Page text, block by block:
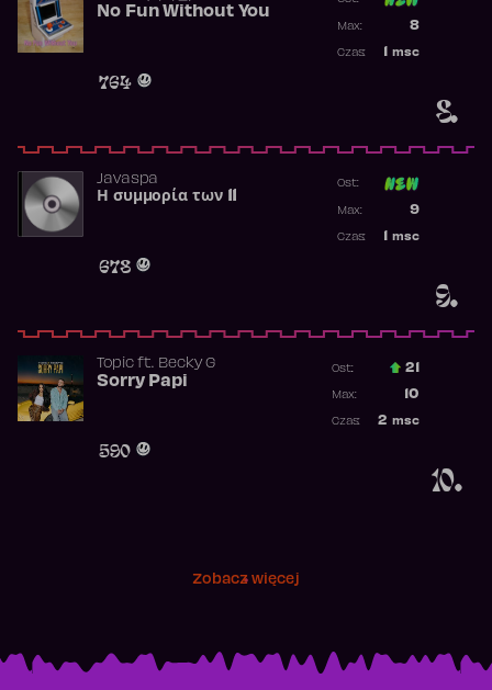
8.
No Fun Without You
764
8
Max:
msc
Czas:
9.
Javaspa
Η συμμορία των 11
678
Ost:
9
Max:
msc
Czas:
10.
Topicft. Becky G
Sorry Papi
590
Ost.: 21
10
Max:
2 msc
Czas:
Zobacz więcej